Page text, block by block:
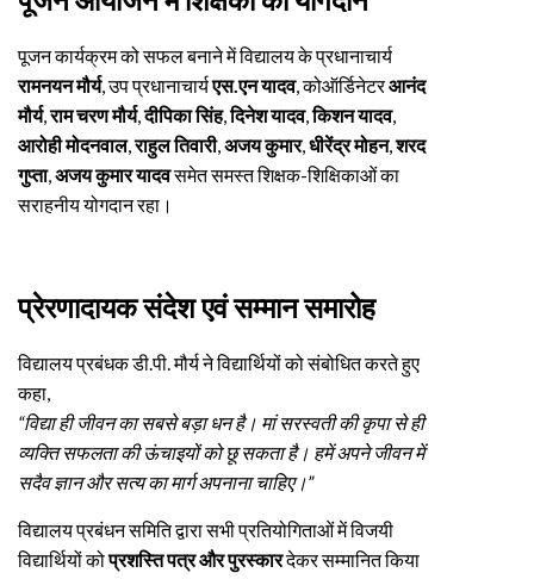
पूजन कार्यक्रम को सफल बनाने में विद्यालय के प्रधानाचार्य
रामनयन मौर्य, उप प्रधानाचार्यएस.एन यादव, कोऑर्डिनेटरआनंद
मौर्य,राम चरण मौर्य,दीपिका सिंह,दिनेश यादव,किशन यादव,
आरोही मोदनवाल,राहुल तिवारी, अजय कुमार, धीरेंद्र मोहन,शरद
गुप्ता, अजय कुमार यादवसमेत समस्त शिक्षक-शिक्षिकाओं का
सराहनीय योगदान रहा।
प्रेरणादायक संदेश एवं सम्मान समारोह
विद्यालय प्रबंधक डी.पी. मौर्य ने विद्यार्थियों को संबोधित करते हुए
कहा,
“विद्या ही जीवन का सबसे बड़ा धन है। मां सरस्वती की कृपा से ही
व्यक्ति सफलता की ऊंचाइयों को छू सकता है। हमें अपने जीवन में
सदैव ज्ञान और सत्य का मार्ग अपनाना चाहिए।”
विद्यालय प्रबंधन समिति द्वारा सभी प्रतियोगिताओं में विजयी
विद्यार्थियों कोप्रशस्ति पत्र और पुरस्कारदेकर सम्मानित किया